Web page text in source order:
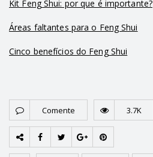
Kit Feng Shui: por que é importante?
Áreas faltantes para o Feng Shui
Cinco benefícios do Feng Shui
Comente 3.7K